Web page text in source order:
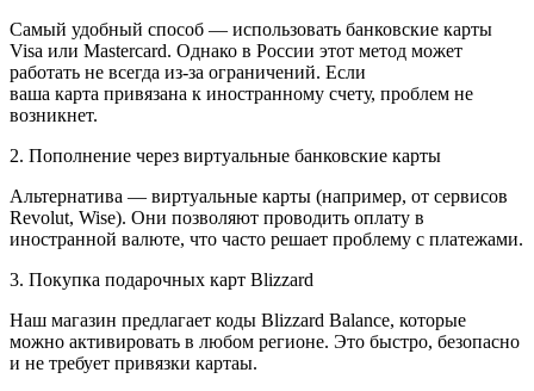
Самый удобный способ — использовать банковские карты
Visa или Mastercard. Однако в России этот метод может
работать не всегда из-за ограничений. Если
ваша карта привязана к иностранному счету, проблем не
возникнет.
2. Пополнение через виртуальные банковские карты
Альтернатива — виртуальные карты (например, от сервисов
Revolut, Wise). Они позволяют проводить оплату в
иностранной валюте, что часто решает проблему с платежами.
3. Покупка подарочных карт Blizzard
Наш магазин предлагает коды Blizzard Balance, которые
можно активировать в любом регионе. Это быстро, безопасно
и не требует привязки картаы.